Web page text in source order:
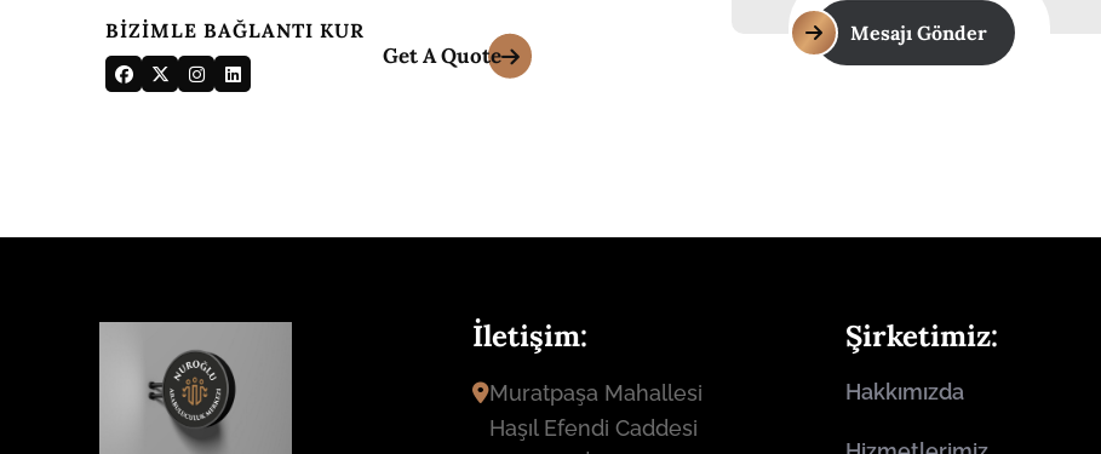
BIZIMLE BAĞLANTI KUR Mesajı Gönder
İletişim:
Muratpaşa Mahallesi
Haşıl Efendi Caddesi
Şirketimiz:
Hakkımızda